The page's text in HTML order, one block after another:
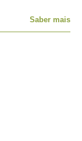
Saber mais